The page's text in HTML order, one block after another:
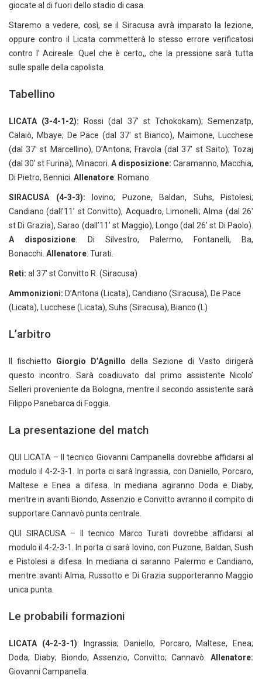
giocate al di fuori dello stadio di casa.
Staremo a vedere, così, se il Siracusa avrà imparato la lezione,
oppure contro il Licata commetterà lo stesso errore verificatosi
contro l’ Acireale. Quel che è certo,, che la pressione sarà tutta
sulle spalle della capolista.
Tabellino
LICATA (3-4-1-2): Rossi (dal 37′ st Tchokokam); Semenzatp,
Calaiò, Mbaye; De Pace (dal 37′ st Bianco), Maimone, Lucchese
(dal 37′ st Marcellino), D’Antona; Fravola (dal 37′ st Saito); Tozaj
(dal 30′ st Furina), Minacori. A disposizione: Caramanno, Macchia,
Di Pietro, Bennici. Allenatore: Romano.
SIRACUSA (4-3-3): Iovino; Puzone, Baldan, Suhs, Pistolesi;
Candiano (dall’11’ st Convitto), Acquadro, Limonelli; Alma (dal 26′
st Di Grazia), Sarao (dall’11’ st Maggio), Longo (dal 26′ st Di Paolo).
A disposizione: Di Silvestro, Palermo, Fontanelli, Ba,
Bonacchi. Allenatore: Turati.
Reti: al 37′ st Convitto R. (Siracusa) .
Ammonizioni: D’Antona (Licata), Candiano (Siracusa), De Pace
(Licata), Lucchese (Licata), Suhs (Siracusa), Bianco (L)
L’arbitro
Il fischietto Giorgio D’Agnillo della Sezione di Vasto dirigerà
questo incontro. Sarà coadiuvato dal primo assistente Nicolo’
Selleri proveniente da Bologna, mentre il secondo assistente sarà
Filippo Panebarca di Foggia.
La presentazione del match
QUI LICATA – Il tecnico Giovanni Campanella dovrebbe affidarsi al
modulo il 4-2-3-1. In porta ci sarà Ingrassia, con Daniello, Porcaro,
Maltese e Enea a difesa. In mediana agiranno Doda e Diaby,
mentre in avanti Biondo, Assenzio e Convitto avranno il compito di
supportare Cannavò punta centrale.
QUI SIRACUSA – Il tecnico Marco Turati dovrebbe affidarsi al
modulo il 4-2-3-1. In porta ci sarà Iovino, con Puzone, Baldan, Sush
e Pistolesi a difesa. In mediana ci saranno Palermo e Candiano,
mentre avanti Alma, Russotto e Di Grazia supporteranno Maggio
unica punta.
Le probabili formazioni
LICATA (4-2-3-1): Ingrassia; Daniello, Porcaro, Maltese, Enea;
Doda, Diaby; Biondo, Assenzio, Convitto; Cannavò. Allenatore:
Giovanni Campanella.